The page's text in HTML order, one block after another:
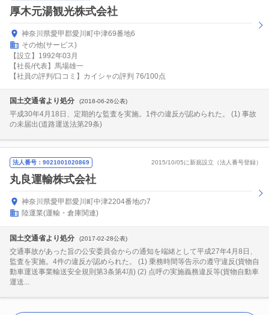
厚木元湯観光株式会社
神奈川県愛甲郡愛川町中津69番地6
その他(サービス)
【設立】1992年03月
【社長/代表】馬場雄一
【社員の評判/口コミ】カイシャの評判 76/100点
国土交通省より処分 (2018-06-26公表)
平成30年4月18日、定期的な監査を実施。1件の違反が認められた。 (1) 事故
の未届出(道路運送法第29条)
法人番号：9021001020869 2015/10/05に新規設立（法人番号登録）
丸良運輸株式会社
神奈川県愛甲郡愛川町中津2204番地の7
陸運業(運輸・倉庫関連)
国土交通省より処分 (2017-02-28公表)
交通事故があった旨の公安委員会からの通知を端緒として平成27年4月8日、
監査を実施。4件の違反が認められた。 (1) 乗務時間等告示の遵守違反(貨物自
動車運送事業輸送安全規則第3条第4項) (2) 点呼の実施義務違反等(貨物自動車
運送...